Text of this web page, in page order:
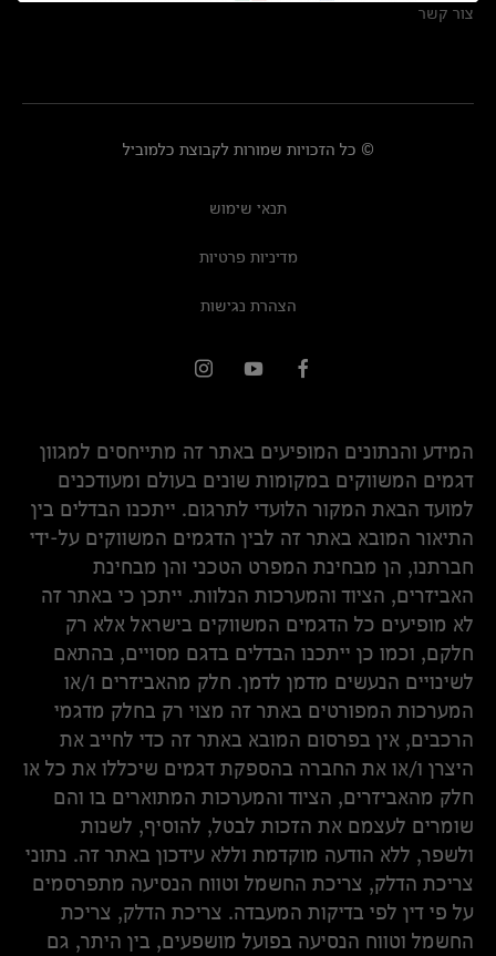
צור קשר
© כל הזכויות שמורות לקבוצת כלמוביל
תנאי שימוש
מדיניות פרטיות
הצהרת נגישות
המידע והנתונים המופיעים באתר זה מתייחסים למגוון
דגמים המשווקים במקומות שונים בעולם ומעודכנים
למועד הבאת המקור הלועדי לתרגום. ייתכנו הבדלים בין
התיאור המובא באתר זה לבין הדגמים המשווקים על-ידי
חברתנו, הן מבחינת המפרט הטכני והן מבחינת
האביזרים, הציוד והמערכות הנלוות. ייתכן כי באתר זה
לא מופיעים כל הדגמים המשווקים בישראל אלא רק
חלקם, וכמו כן ייתכנו הבדלים בדגם מסויים, בהתאם
לשינויים הנעשים מדמן לדמן. חלק מהאביזרים ו/או
המערכות המפורטים באתר זה מצוי רק בחלק מדגמי
הרכבים, אין בפרסום המובא באתר זה כדי לחייב את
היצרן ו/או את החברה בהספקת דגמים שיכללו את כל או
חלק מהאביזרים, הציוד והמערכות המתוארים בו והם
שומרים לעצמם את הזכות לבטל, להוסיף, לשנות
ולשפר, ללא הודעה מוקדמת וללא עידכון באתר זה. נתוני
צריכת הדלק, צריכת החשמל וטווח הנסיעה מתפרסמים
על פי דין לפי בדיקות המעבדה. צריכת הדלק, צריכת
החשמל וטווח הנסיעה בפועל מושפעים, בין היתר, גם